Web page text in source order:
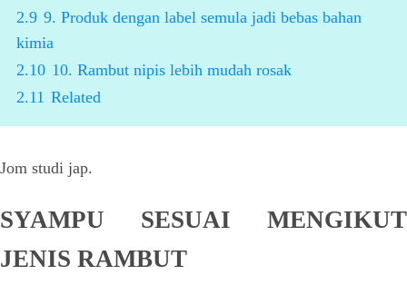
2.9 9. Produk dengan label semula jadi bebas bahan
kimia
2.10 10. Rambut nipis lebih mudah rosak
2.11 Related
Jom studi jap.
SYAMPU SESUAI MENGIKUT
JENIS RAMBUT